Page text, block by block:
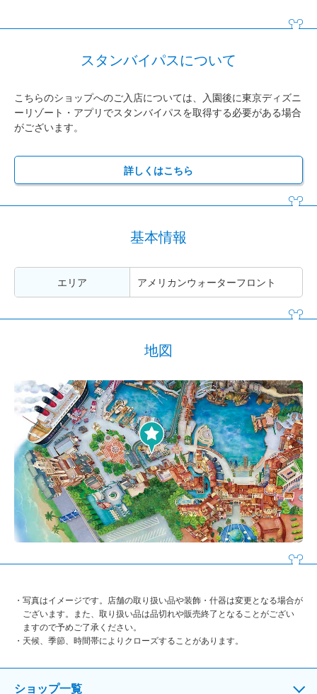
スタンバイパスについて
こちらのショップへのご入店については、入園後に東京ディズニ
ーリゾート・アプリでスタンバイパスを取得する必要がある場合
がございます。
詳しくはこちら
基本情報
エリア アメリカンウォーターフロント
地図
写真はイメージです。店舗の取り扱い品や装飾・什器は変更となる場合が
ございます。また、取り扱い品は品切れや販売終了となることがござい
ますので予めご了承ください。
天候、季節、時間帯によりクローズすることがあります。
ショップ一覧